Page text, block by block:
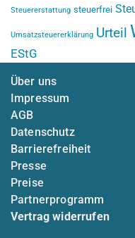
Steuererstattung steuerfrei
Umsatzsteuererklärung Urteil
EStG
Über uns
Impressum
AGB
Datenschutz
Barrierefreiheit
Presse
Preise
Partnerprogramm
Vertrag widerrufen